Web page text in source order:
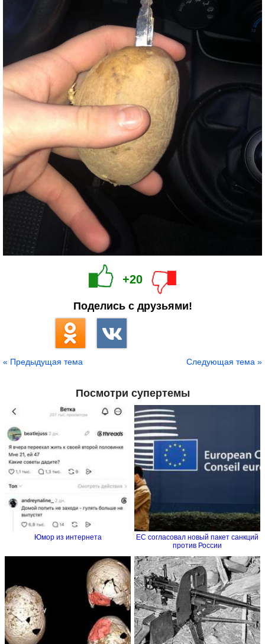
+20
Поделись с друзьями!
« Предыдущая тема Следующая тема »
Посмотри супертемы
Юмор из интернета
ЕС согласовал новый пакет санкций
против России